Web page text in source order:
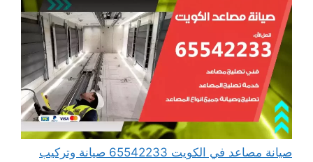
صيانة مصاعد في الكويت 65542233 صيانة وتركيب